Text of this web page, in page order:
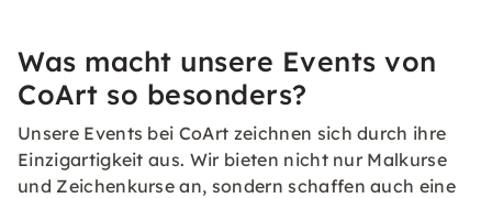
Was macht unsere Events von
CoArt so besonders?
Unsere Events bei CoArt zeichnen sich durch ihre
Einzigartigkeit aus. Wir bieten nicht nur Malkurse
und Zeichenkurse an, sondern schaffen auch eine